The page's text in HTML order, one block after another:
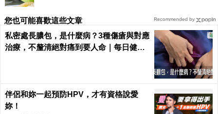
您也可能喜歡這些文章
私密處長膿包，是什麼病？3種傷瘡與對應
治療，不釐清絕對痛到要人命｜每日健康
伴侶和妳一起預防HPV，才有資格說愛
妳！
Recommended by